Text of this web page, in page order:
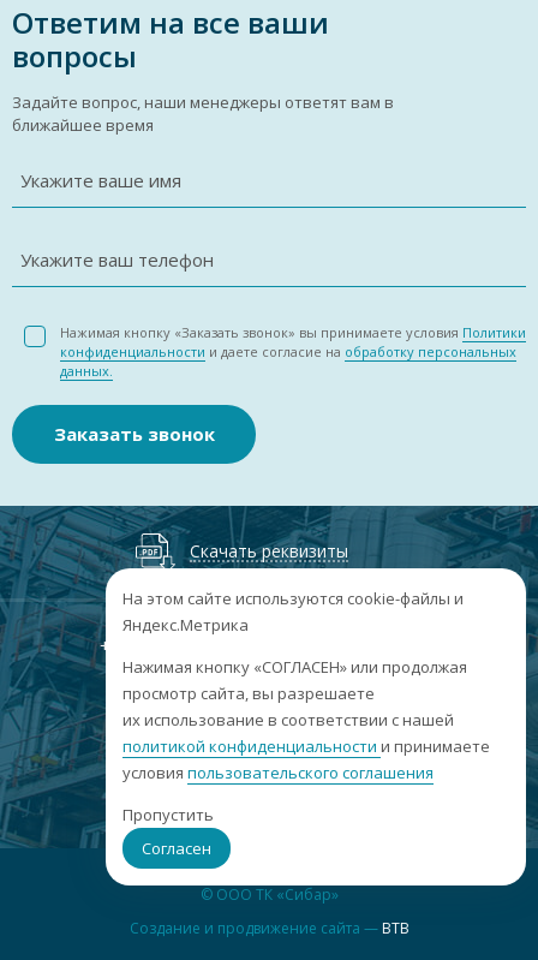
Ответим на все ваши
вопросы
Задайте вопрос, наши менеджеры ответят вам в
ближайшее время
Укажите ваше имя
Укажите ваш телефон
Нажимая кнопку «Заказать звонок» вы принимаете условия Политики
конфиденциальности и даете согласие на обработку персональных
данных.
Заказать звонок
Скачать реквизиты
+7
г. Барнаул, пр. Ленина, 158А, Н1/204
пн-пт: 09:00-17:00
сб-вс: выходные
info@sibar22.ru
© ООО ТК «Сибар»
Создание и продвижение сайта —BTB
На этом сайте используются cookie-файлы и
Яндекс.Метрика
Нажимая кнопку «СОГЛАСЕН» или продолжая
просмотр сайта, вы разрешаете
их использование в соответствии с нашей
политикой конфиденциальности и принимаете
условия пользовательского соглашения
Пропустить
Согласен